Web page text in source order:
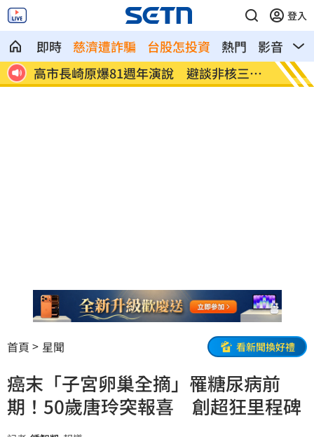
登入
即時 慈濟遭詐騙 台股怎投資 熱門 影音
熱
高市長崎原爆81週年演說 避談非核三原
則
後黃
首頁 星聞 看新聞換好禮
癌末「子宮卵巢全摘」罹糖尿病前
期！50歲唐玲突報喜 創超狂里程碑